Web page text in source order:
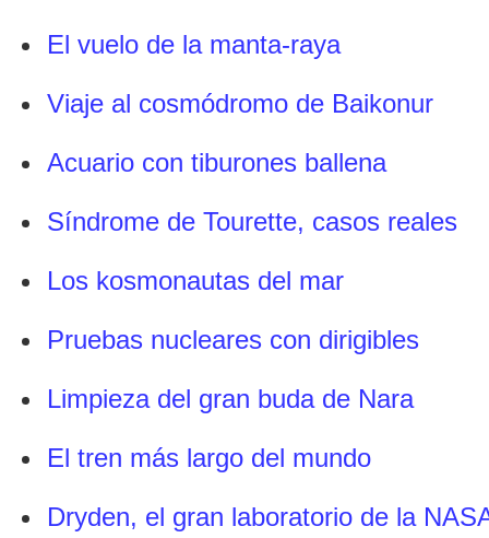
El vuelo de la manta-raya
Viaje al cosmódromo de Baikonur
Acuario con tiburones ballena
Síndrome de Tourette, casos reales
Los kosmonautas del mar
Pruebas nucleares con dirigibles
Limpieza del gran buda de Nara
El tren más largo del mundo
Dryden, el gran laboratorio de la